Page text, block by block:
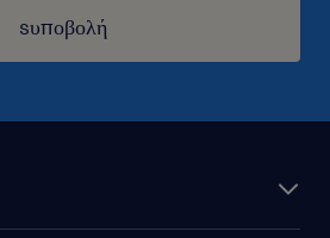
sυποβολή